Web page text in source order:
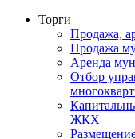
Торги
Продажа,
Продажа
Аренда
Отбор
ЖКХ